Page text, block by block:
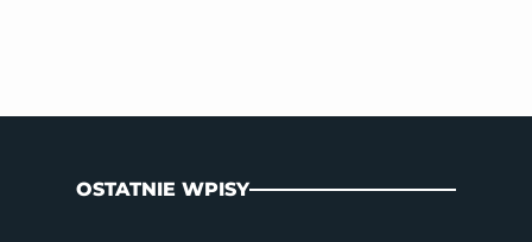
OSTATNIE WPISY